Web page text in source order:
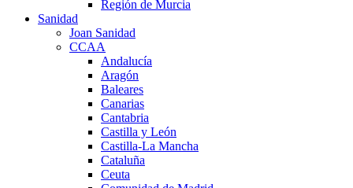
Región de Murcia
Sanidad
Joan Sanidad
CCAA
Andalucía
Aragón
Baleares
Canarias
Cantabria
Castilla y León
Castilla-La Mancha
Cataluña
Ceuta